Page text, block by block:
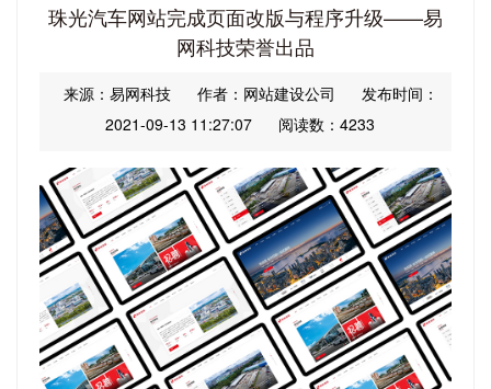
珠光汽车网站完成页面改版与程序升级——易
网科技荣誉出品
来源：易网科技 作者：网站建设公司
发布时间：
2021-09-13 11:27:07
阅读数：4233